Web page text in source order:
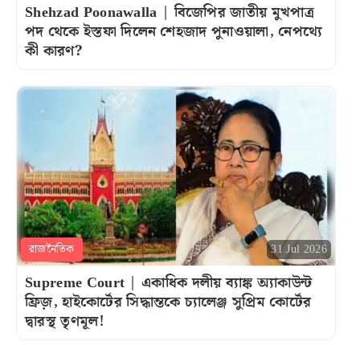
Shehzad Poonawalla | বিজেপির জাতীয় মুখপাত্র
পদ থেকে ইস্তফা দিলেন শেহজাদ পুনাওয়ালা, নেপথ্যে
কী কারণ?
রাজনৈতিক 31 Jul 2026
Supreme Court | একাধিক দলীয় ব্যাঙ্ক অ্যাকাউন্ট
ফ্রিজ়, হাইকোর্টের সিদ্ধান্তকে চ্যালেঞ্জ সুপ্রিম কোর্টের
দ্বারস্থ তৃণমূল!